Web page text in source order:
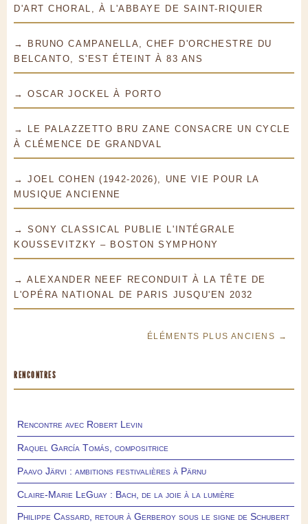
D'ART CHORAL, À L'ABBAYE DE SAINT-RIQUIER
→ BRUNO CAMPANELLA, CHEF D'ORCHESTRE DU
BELCANTO, S'EST ÉTEINT À 83 ANS
→ OSCAR JOCKEL À PORTO
→ LE PALAZZETTO BRU ZANE CONSACRE UN CYCLE
À CLÉMENCE DE GRANDVAL
→ JOEL COHEN (1942-2026), UNE VIE POUR LA
MUSIQUE ANCIENNE
→ SONY CLASSICAL PUBLIE L'INTÉGRALE
KOUSSEVITZKY – BOSTON SYMPHONY
→ ALEXANDER NEEF RECONDUIT À LA TÊTE DE
L'OPÉRA NATIONAL DE PARIS JUSQU'EN 2032
ÉLÉMENTS PLUS ANCIENS →
RENCONTRES
Rencontre avec Robert Levin
Raquel García Tomás, compositrice
Paavo Järvi : ambitions festivalières à Pärnu
Claire-Marie LeGuay : Bach, de la joie à la lumière
Philippe Cassard, retour à Gerberoy sous le signe de Schubert